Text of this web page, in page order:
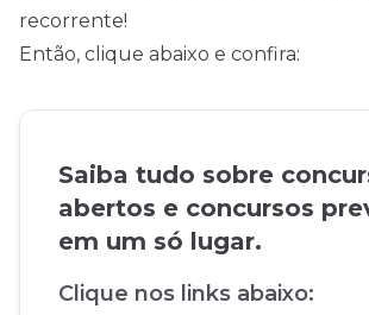
recorrente!
Então, clique abaixo e confira:
Saiba tudo sobre
abertos e concursos
em um só lugar.
Clique nos links abaixo: